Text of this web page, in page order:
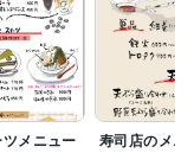
メニュー 寿司店のメニ